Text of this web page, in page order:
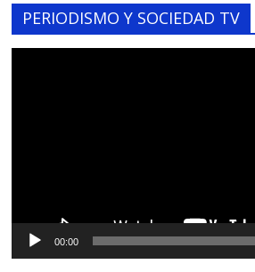
PERIODISMO Y SOCIEDAD TV
00:00